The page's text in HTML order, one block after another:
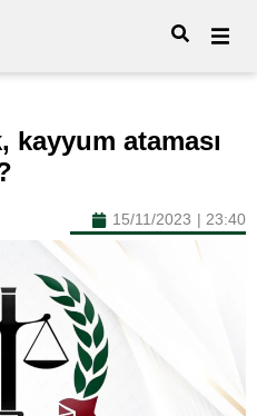
kayyum ataması
15/11/2023 | 23:40